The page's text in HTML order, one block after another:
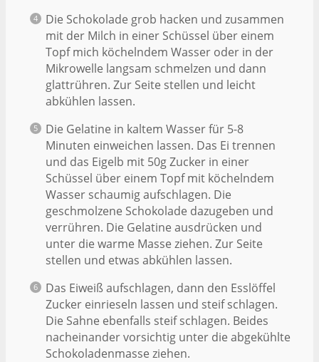
Die Schokolade grob hacken und zusammen
mit der Milch in einer Schüssel über einem
Topf mich köchelndem Wasser oder in der
Mikrowelle langsam schmelzen und dann
glattrühren. Zur Seite stellen und leicht
abkühlen lassen.
Die Gelatine in kaltem Wasser für 5-8
Minuten einweichen lassen. Das Ei trennen
und das Eigelb mit 50g Zucker in einer
Schüssel über einem Topf mit köchelndem
Wasser schaumig aufschlagen. Die
geschmolzene Schokolade dazugeben und
verrühren. Die Gelatine ausdrücken und
unter die warme Masse ziehen. Zur Seite
stellen und etwas abkühlen lassen.
Das Eiweiß aufschlagen, dann den Esslöffel
Zucker einrieseln lassen und steif schlagen.
Die Sahne ebenfalls steif schlagen. Beides
nacheinander vorsichtig unter die abgekühlte
Schokoladenmasse ziehen.